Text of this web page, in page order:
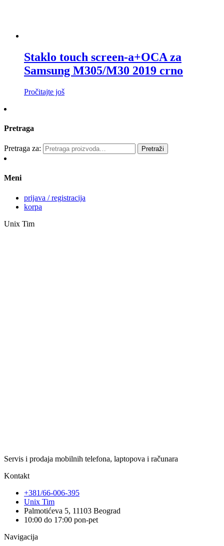
Staklo touch screen-a+OCA za
Samsung M305/M30 2019 crno
Pročitajte još
Pretraga
Pretraga za: Pretraži
Meni
prijava / registracija
korpa
Unix Tim
Servis i prodaja mobilnih telefona, laptopova i računara
Kontakt
+381/66-006-395
Unix Tim
Palmotićeva 5, 11103 Beograd
10:00 do 17:00 pon-pet
Navigacija